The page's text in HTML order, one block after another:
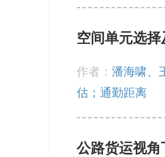
空间单元选
作者：潘海啸、
估；通勤距离
公路货运视